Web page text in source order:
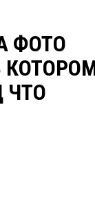
ФОТО
ЧТО